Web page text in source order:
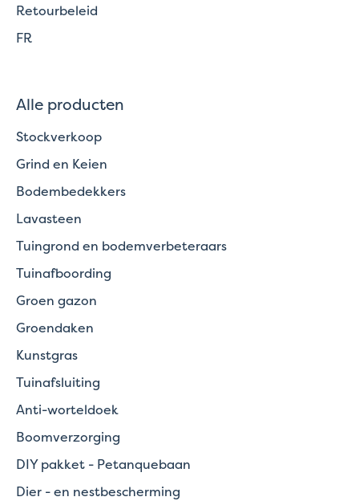
Retourbeleid
FR
Alle producten
Stockverkoop
Grind en Keien
Bodembedekkers
Lavasteen
Tuingrond en bodemverbeteraars
Tuinafboording
Groen gazon
Groendaken
Kunstgras
Tuinafsluiting
Anti-worteldoek
Boomverzorging
DIY pakket - Petanquebaan
Dier - en nestbescherming